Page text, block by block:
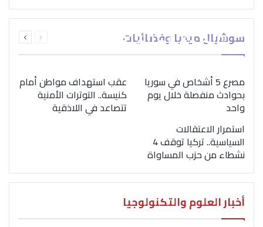
سوشيال ميديا وفضائيات الصفحةالصفحة
بمناسبة اليوم الدولي..
“الصحة العالمية” تؤكد
ضرورة اتباع نهج متكامل
لمواجهة إدمان المخدرات
مصرع 5 أشخاص في سوريا
بحوادث منفصلة خلال يوم
واحد
عقب استهداف مواطن أمام
كنيسة.. التوترات الأمنية
تتصاعد في اللاذقية
استمرار الاعتقالات
السياسية.. تركيا توقف 4
نشطاء من حزب المساواة
أخبار العلوم والتكنولوجيا